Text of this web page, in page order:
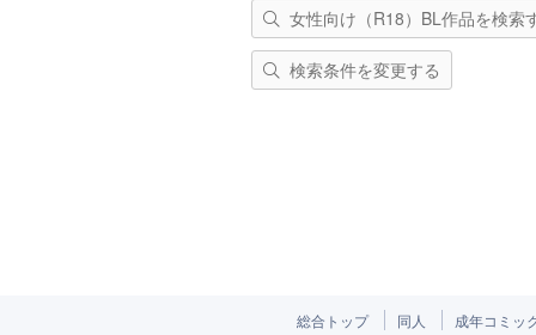
女性向け（R18）BL作品を検索
検索条件を変更する
総合トップ 同人 成年コミッ